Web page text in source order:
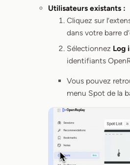
Utilisateurs existants :
Cliquez sur
dans votre barre
Sélectionnez Log
identifiants
Vous pouvez
menu Spot de la